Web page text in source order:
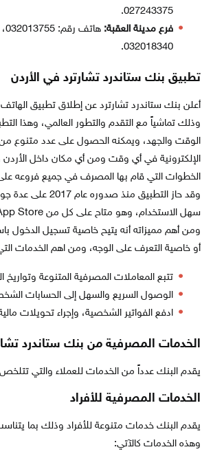
027243375.
فرع مدينة العقبة:
032018340.
تطبيق بنك ستاندرد تشارترد في الأردن
أعلن بنك ستاندرد تشارترد عن إطلاق تطبيق
وذلك تماشياً مع التقدم والتطور العالمي، وهذا
الوقت والجهد، ويمكنه الحصول على عدد متنوع
الإلكترونية في أي وقت ومن أي مكان داخل الأردن
الخطوات التي قام بها المصرف في جميع فروعه
وقد حاز التطبيق منذ
ومن أهم مميزاته أنه يتيح خاصية تسجيل الدخول
أو خاصية التعرف على الوجه، ومن اهم الخدمات
تتبع المعاملات المصرفية المتنوعة وتواريخ
الوصول السريع والسهل إلى الحسابات
ادفع الفواتير الشخصية، وإجراء تحويلات
الخدمات المصرفية من بنك ستاندرد
يقدم البنك عدداً من الخدمات للعملاء والتي تتلخص
الخدمات المصرفية للأفراد
يقدم البنك خدمات متنوعة للأفراد وذلك بما
وهذه الخدمات كالآتي: